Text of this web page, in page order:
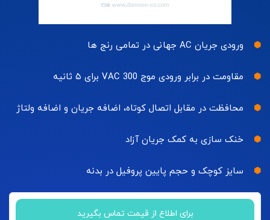
ورودی جریان AC جهانی در تمامی رنج ها
مقاومت در برابر ورودی موج 300 VAC برای ۵ ثانیه
محافظت در مقابل اتصال کوتاه، اضافه جریان و اضافه ولتاژ
خنک سازی به کمک جریان آزاد
سایز کوچک و حجم پایین پروفیل در بدنه
برای اطلاع از قیمت تماس بگیرید